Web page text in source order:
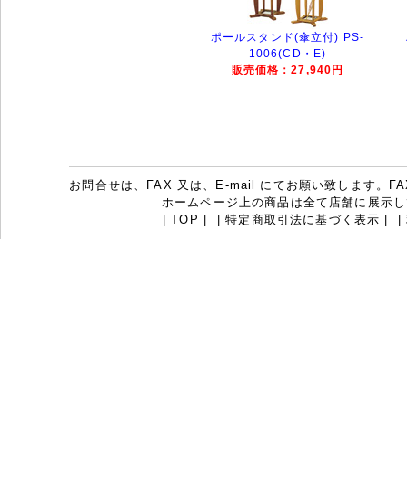
ポールスタンド(傘立付) PS-
1006(CD・E)
販売価格：27,940円
お問合せは、FAX 又は、E-mail にてお願い致します。
ホームページ上の商品は全て店舗に展示
|TOP |特定商取引法に基づく表示 |